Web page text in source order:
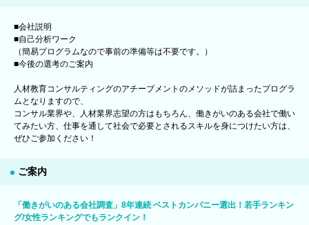
■会社説明
■自己分析ワーク
（簡易プログラムなので事前の準備等は不要です。）
■今後の選考のご案内
人材教育コンサルティングのアチーブメントのメソッドが詰まったプログラ
ムとなりますので、
コンサル業界や、人材業界志望の方はもちろん、働きがいのある会社で働い
てみたい方、仕事を通して社会で必要とされるスキルを身につけたい方は、
ぜひご参加ください！
ご案内
「働きがいのある会社調査」8年連続 ベストカンパニー選出！若手ランキン
グ/女性ランキングでもランクイン！